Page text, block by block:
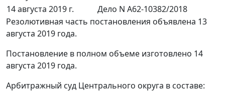
14 августа 2019 г.
Дело N А62-10382/2018
Резолютивная часть постановления объявлена 13
августа 2019 года.
Постановление в полном объеме изготовлено 14
августа 2019 года.
Арбитражный суд Центрального округа в составе: